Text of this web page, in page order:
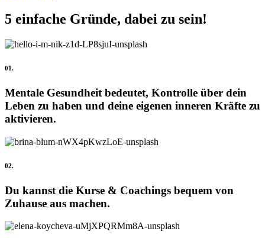
5 einfache Gründe, dabei zu sein!
01.
Mentale Gesundheit bedeutet, Kontrolle über dein
Leben zu haben und deine eigenen inneren Kräfte zu
aktivieren.
02.
Du kannst die Kurse & Coachings bequem von
Zuhause aus machen.